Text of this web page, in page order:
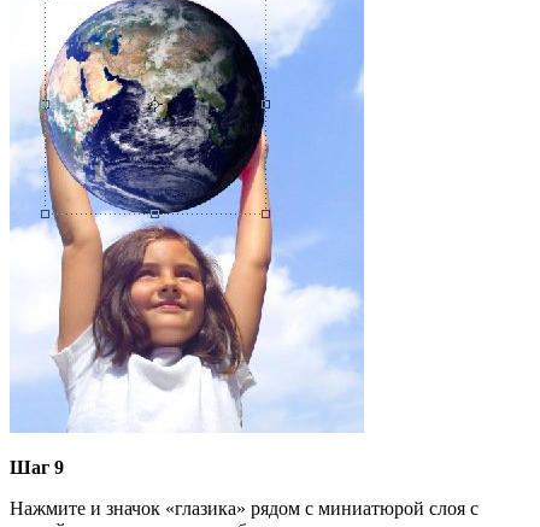
Шаг 9
Нажмите и значок «глазика» рядом с миниатюрой слоя с